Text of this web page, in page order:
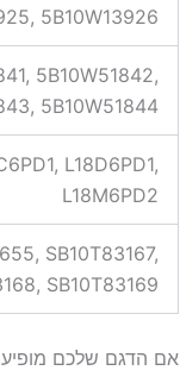
5B10W13926
5B10W51842,
5B10W51844
L18D6PD1,
L18M6PD2
SB10T83167,
SB10T83169
אם הדגם שלכם מופיע